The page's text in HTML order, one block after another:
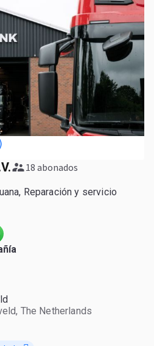
18 abonados
Reparación y servicio
The Netherlands